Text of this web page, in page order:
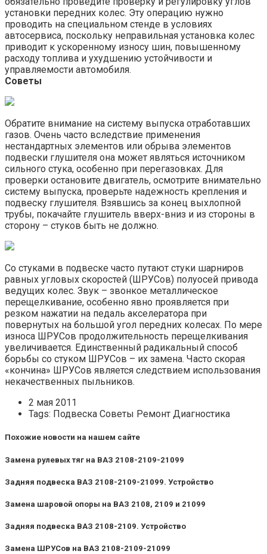
установки передних колес. Эту операцию нужно
проводить на специальном стенде в условиях
автосервиса, поскольку неправильная установка колес
приводит к ускоренному износу шин, повышенному
расходу топлива и ухудшению устойчивости и
управляемости автомобиля.
Советы
Обратите внимание на систему выпуска отработавших
газов. Очень часто вследствие применения
нестандартных элементов или обрыва элементов
подвески глушителя она может являться источником
сильного стука, особенно при перегазовках. Для
проверки остановите двигатель, осмотрите внимательно
систему выпуска, проверьте надежность крепления и
подвеску глушителя. Взявшись за конец выхлопной
трубы, покачайте глушитель вверх-вниз и из стороны в
сторону – стуков быть не должно.
Со стуками в подвеске часто путают стуки шарниров
равных угловых скоростей (ШРУСов) полуосей привода
ведущих колес. Звук – звонкое металлическое
перещелкивание, особенно явно проявляется при
резком нажатии на педаль акселератора при
повернутых на большой угол передних колесах. По мере
износа ШРУСов продолжительность перещелкивания
увеличивается. Единственный радикальный способ
борьбы со стуком ШРУСов – их замена. Часто скорая
«кончина» ШРУСов является следствием использования
некачественных пыльников.
2 мая 2011
Tags: Подвеска Советы Ремонт Диагностика
Похожие новости на нашем сайте
Замена рулевых тяг на ВАЗ 2108-2109-21099
Задняя подвеска ВАЗ 2108-2109-21099. Устройство
Замена шаровой опоры на ВАЗ 2108, 2109 и 21099
Задняя подвеска ВАЗ 2108-2109. Устройство
Замена ШРУСов на ВАЗ 2108-2109-21099